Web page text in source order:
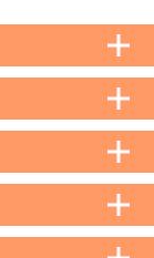
沖縄・離島など一部地域